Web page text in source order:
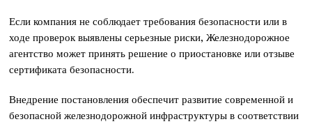
Если компания не соблюдает требования безопасности или в
ходе проверок выявлены серьезные риски, Железнодорожное
агентство может принять решение о приостановке или отзыве
сертификата безопасности.
Внедрение постановления обеспечит развитие современной и
безопасной железнодорожной инфраструктуры в соответствии